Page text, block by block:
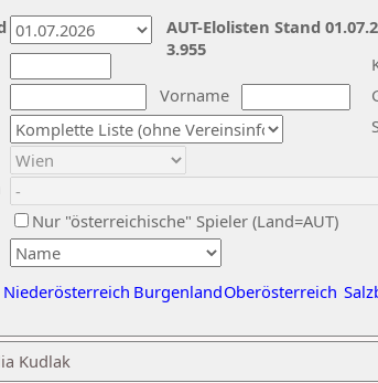
Vorname
Nur "österreichische" Spieler (Land=AUT)
Niederösterreich BurgenlandOberösterreich
AUT-Elolisten Stand
3.955
Kudlak